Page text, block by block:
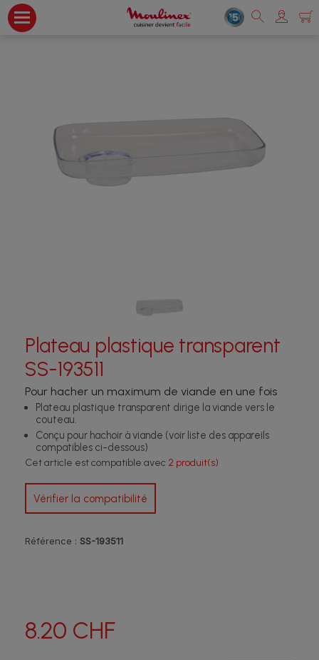
Plateau plastique transparent
SS-193511
Pour hacher un maximum de viande en une fois
Plateau plastique transparent dirige la viande vers le
couteau.
Conçu pour hachoir à viande (voir liste des appareils
compatibles ci-dessous)
Cet article est compatible avec 2 produit(s)
Vérifier la compatibilité
Référence : SS-193511
8.20 CHF